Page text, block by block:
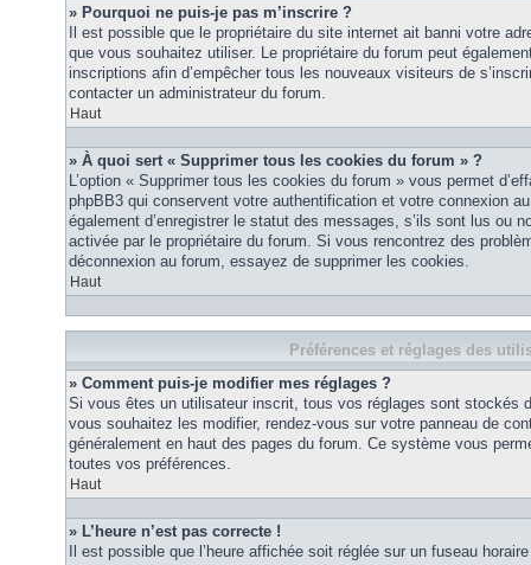
» Pourquoi ne puis-je pas m’inscrire ?
Il est possible que le propriétaire du site internet ait banni votre
que vous souhaitez utiliser. Le propriétaire du forum peut
inscriptions afin d’empêcher tous les nouveaux visiteurs de
contacter un administrateur du forum.
Haut
» À quoi sert « Supprimer tous les cookies du forum » ?
L’option « Supprimer tous les cookies du forum » vous permet
phpBB3 qui conservent votre authentification et votre connexion
également d’enregistrer le statut des messages, s’ils sont lus ou
activée par le propriétaire du forum. Si vous rencontrez des
déconnexion au forum, essayez de supprimer les cookies.
Haut
Préférences et réglages des
» Comment puis-je modifier mes réglages ?
Si vous êtes un utilisateur inscrit, tous vos réglages sont stockés
vous souhaitez les modifier, rendez-vous sur votre panneau de
généralement en haut des pages du forum. Ce système vous
toutes vos préférences.
Haut
» L’heure n’est pas correcte !
Il est possible que l’heure affichée soit réglée sur un fuseau